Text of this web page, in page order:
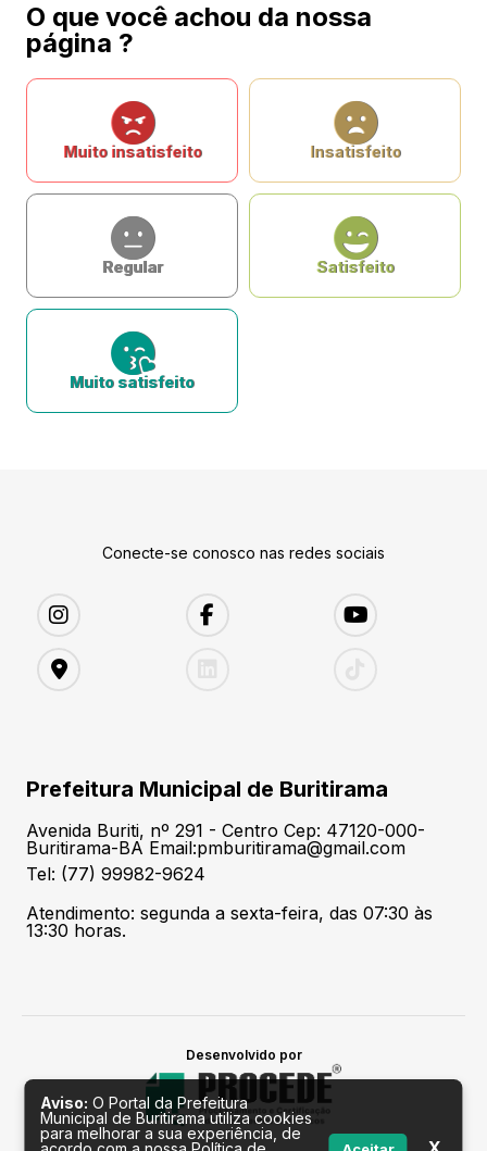
O que você achou da nossa
página ?
Muito insatisfeito Insatisfeito
Regular Satisfeito
Muito satisfeito
Conecte-se conosco nas redes sociais
Prefeitura Municipal de Buritirama
Avenida Buriti, nº 291 - Centro Cep: 47120-000-
Buritirama-BA Email:pmburitirama@gmail.com
Tel: (77) 99982-9624
Atendimento: segunda a sexta-feira, das 07:30 às
13:30 horas.
Desenvolvido por
Aviso: O Portal da Prefeitura
Municipal de Buritirama utiliza cookies
para melhorar a sua experiência, de